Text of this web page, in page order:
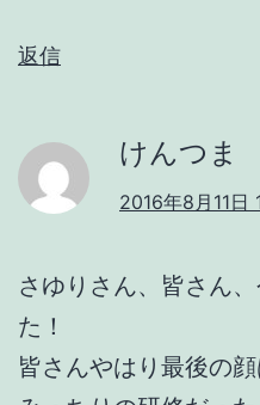
返信
けんつま
2016年8月11日
さゆりさん、皆さん
た！
皆さんやはり最後の